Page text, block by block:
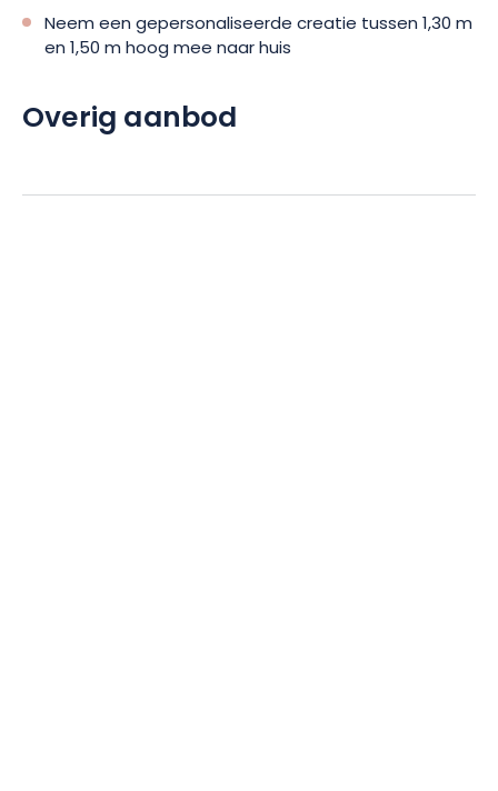
Neem een gepersonaliseerde creatie tussen 1,30 m
en 1,50 m hoog mee naar huis
Overig aanbod